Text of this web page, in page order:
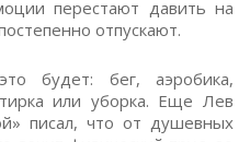
перестают давить на
отпускают.
будет: бег, аэробика,
или уборка. Еще Лев
писал, что от душевных